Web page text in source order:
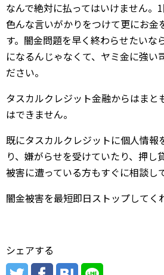
なんで絶対に払ってはいけません。
色んな言いがかりをつけて更にお金
す。闇金問題を早く終わらせたいな
になるんじゃなくて、ヤミ金に強い
ださい。
タスカルクレジット金融からはまと
はできません。
既にタスカルクレジットに個人情報
り、嫌がらせを受けていたり、押し
被害に遭っている方もすぐに相談し
闇金被害を最短即日ストップしてく
シェアする